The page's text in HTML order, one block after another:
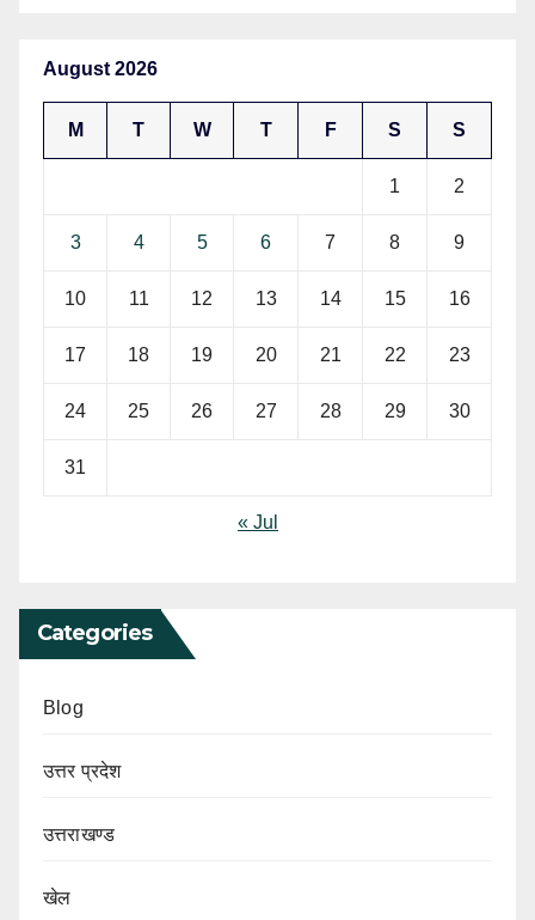
August 2026
M T W T F S S
1 2
3 4 5 6 7 8 9
10 11 12 13 14 15 16
17 18 19 20 21 22 23
24 25 26 27 28 29 30
31
« Jul
Categories
Blog
उत्तर प्रदेश
उत्तराखण्ड
खेल